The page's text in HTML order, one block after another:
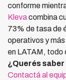
conforme
Klevacombina
73% de tasa de
operativos y
en LATAM, todo
¿Querés
Contactá al